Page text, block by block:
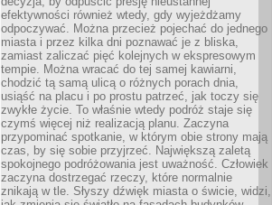
efektywności również wtedy, gdy wyjeżdżamy
odpoczywać. Można przecież pojechać do jednego
miasta i przez kilka dni poznawać je z bliska,
zamiast zaliczać pięć kolejnych w ekspresowym
tempie. Można wracać do tej samej kawiarni,
chodzić tą samą ulicą o różnych porach dnia,
usiąść na placu i po prostu patrzeć, jak toczy się
zwykłe życie. To właśnie wtedy podróż staje się
czymś więcej niż realizacją planu. Zaczyna
przypominać spotkanie, w którym obie strony mają
czas, by się sobie przyjrzeć. Największą zaletą
spokojnego podróżowania jest uważność. Człowiek
zaczyna dostrzegać rzeczy, które normalnie
znikają w tle. Słyszy dźwięk miasta o świcie, widzi,